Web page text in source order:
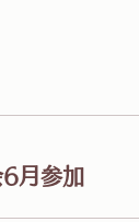
月参加